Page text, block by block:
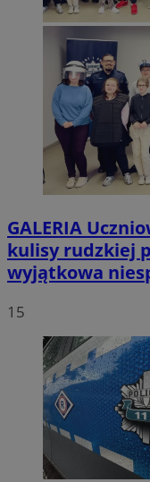
GALERIA
kulisy rudzkiej
wyjątkowa
15